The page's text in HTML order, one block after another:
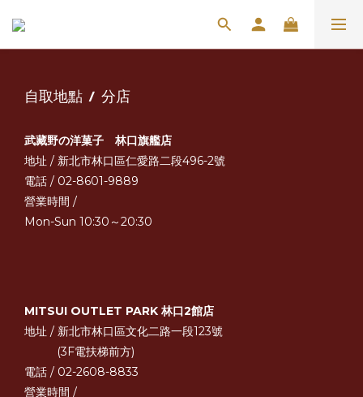
自取地點 / 分店
武藏野の洋菓子 林口旗艦店
地址 / 新北市林口區仁愛路二段496-2號
電話 / 02-8601-9889
營業時間 /
Mon-Sun 10:30～20:30
MITSUI OUTLET PARK 林口2館店
地址 / 新北市林口區文化二路一段123號
(3F電扶梯前方)
電話 / 02-2608-8833
營業時間 /